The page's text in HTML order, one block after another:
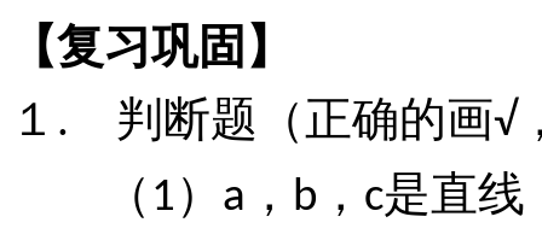
【复习巩固】
１ . 判断题（正确的画√
（ 1 ） a ， b ， c是直线